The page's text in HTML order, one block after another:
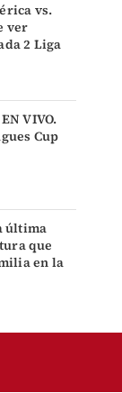
vs.
ver
2 Liga
VIVO.
Cup
última
que
en la